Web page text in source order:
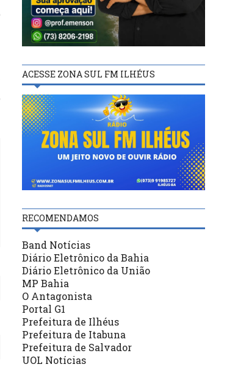
ACESSE ZONA SUL FM ILHÉUS
RECOMENDAMOS
Band Notícias
Diário Eletrônico da Bahia
Diário Eletrônico da União
MP Bahia
O Antagonista
Portal G1
Prefeitura de Ilhéus
Prefeitura de Itabuna
Prefeitura de Salvador
UOL Notícias